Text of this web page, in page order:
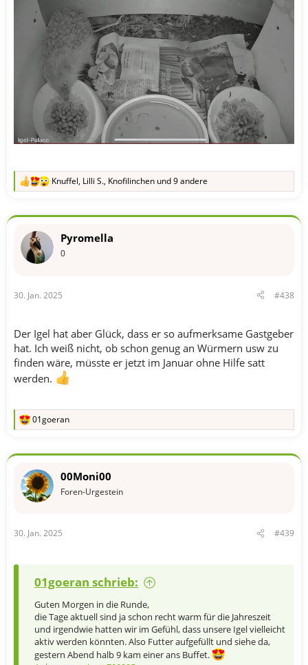
R
k
o
:
Knuffel, Lilli S., Knofilinchen und 9 andere
Pyromella
0
30. Jan. 2025 #438
Der Igel hat aber Glück, dass er so aufmerksame Gastgeber
hat. Ich weiß nicht, ob schon genug an Würmern usw zu
finden wäre, müsste er jetzt im Januar ohne Hilfe satt
werden.
R
k
o
:
01goeran
00Moni00
Foren-Urgestein
30. Jan. 2025 #439
01goeran schrieb:
Guten Morgen in die Runde,
die Tage aktuell sind ja schon recht warm für die Jahreszeit
und irgendwie hatten wir im Gefühl, dass unsere Igel vielleicht
aktiv werden könnten. Also Futter aufgefüllt und siehe da,
gestern Abend halb 9 kam einer ans Buffet.